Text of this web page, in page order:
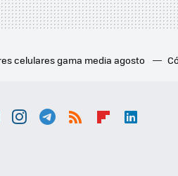
celulares gama media agosto